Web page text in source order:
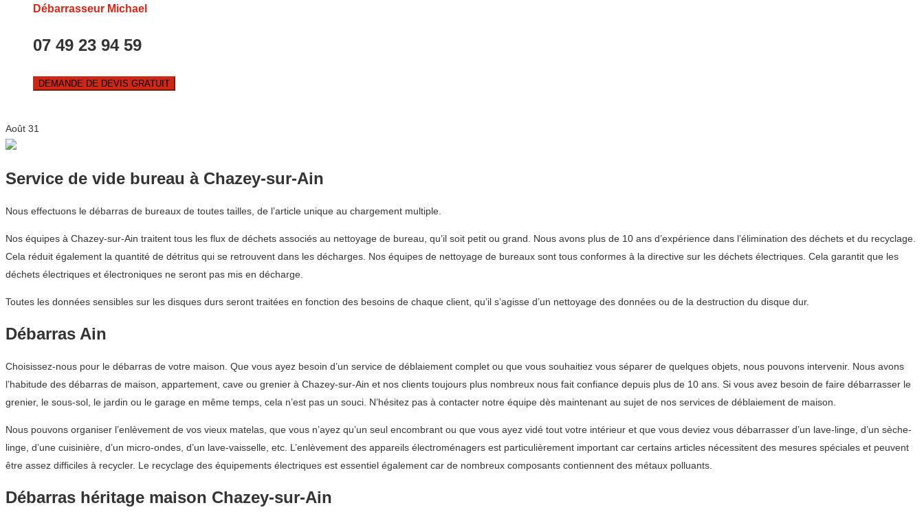
Débarrasseur Michael
07 49 23 94 59
DEMANDE DE DEVIS GRATUIT
Août 31
Service de vide bureau à Chazey-sur-Ain
Nous effectuons le débarras de bureaux de toutes tailles, de l’article unique au chargement multiple.
Nos équipes à Chazey-sur-Ain traitent tous les flux de déchets associés au nettoyage de bureau, qu’il soit petit ou grand. Nous avons plus de 10 ans d’expérience dans l’élimination des déchets et du recyclage.
Cela réduit également la quantité de détritus qui se retrouvent dans les décharges. Nos équipes de nettoyage de bureaux sont tous conformes à la directive sur les déchets électriques. Cela garantit que les
déchets électriques et électroniques ne seront pas mis en décharge.
Toutes les données sensibles sur les disques durs seront traitées en fonction des besoins de chaque client, qu’il s’agisse d’un nettoyage des données ou de la destruction du disque dur.
Débarras Ain
Choisissez-nous pour le débarras de votre maison. Que vous ayez besoin d’un service de déblaiement complet ou que vous souhaitiez vous séparer de quelques objets, nous pouvons intervenir. Nous avons
l’habitude des débarras de maison, appartement, cave ou grenier à Chazey-sur-Ain et nos clients toujours plus nombreux nous fait confiance depuis plus de 10 ans. Si vous avez besoin de faire débarrasser le
grenier, le sous-sol, le jardin ou le garage en même temps, cela n’est pas un souci. N’hésitez pas à contacter notre équipe dès maintenant au sujet de nos services de déblaiement de maison.
Nous pouvons organiser l’enlèvement de vos vieux matelas, que vous n’ayez qu’un seul encombrant ou que vous ayez vidé tout votre intérieur et que vous deviez vous débarrasser d’un lave-linge, d’un sèche-
linge, d’une cuisinière, d’un micro-ondes, d’un lave-vaisselle, etc. L’enlèvement des appareils électroménagers est particulièrement important car certains articles nécessitent des mesures spéciales et peuvent
être assez difficiles à recycler. Le recyclage des équipements électriques est essentiel également car de nombreux composants contiennent des métaux polluants.
Débarras héritage maison Chazey-sur-Ain